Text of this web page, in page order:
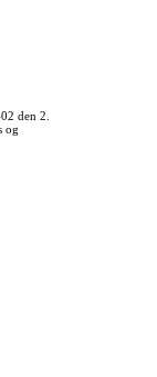
den 2.
og